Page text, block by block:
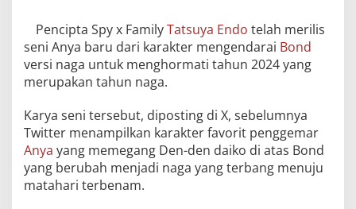
Pencipta Spy x FamilyTatsuya Endo telah merilis
seni Anya baru dari karakter mengendarai Bond
versi naga untuk menghormati tahun 2024 yang
merupakan tahun naga.
Karya seni tersebut, diposting di X, sebelumnya
Twitter menampilkan karakter favorit penggemar
Anya yang memegang Den-den daiko di atas Bond
yang berubah menjadi naga yang terbang menuju
matahari terbenam.